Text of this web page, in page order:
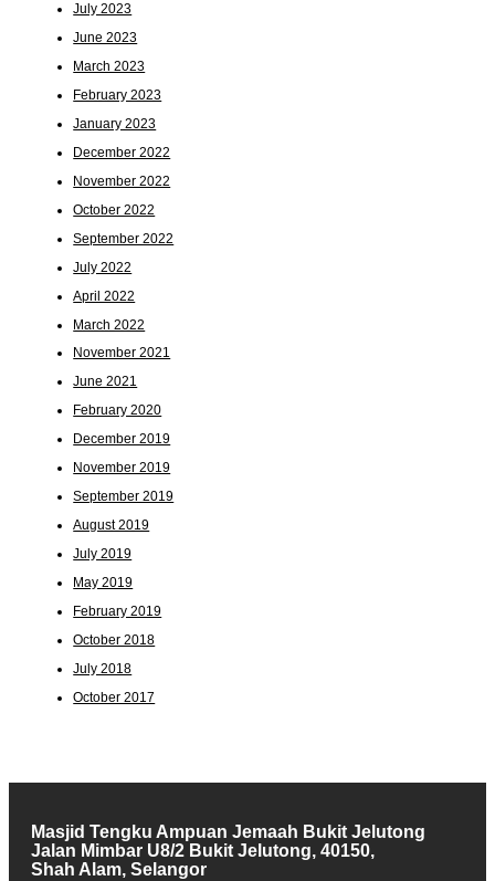
July 2023
June 2023
March 2023
February 2023
January 2023
December 2022
November 2022
October 2022
September 2022
July 2022
April 2022
March 2022
November 2021
June 2021
February 2020
December 2019
November 2019
September 2019
August 2019
July 2019
May 2019
February 2019
October 2018
July 2018
October 2017
Masjid Tengku Ampuan Jemaah Bukit Jelutong
Jalan Mimbar U8/2 Bukit Jelutong, 40150,
Shah Alam, Selangor